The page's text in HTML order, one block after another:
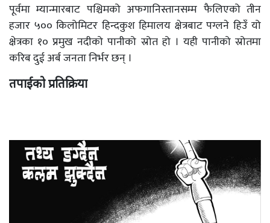
पूर्वमा म्यान्मारबाट पश्चिमको अफगानिस्तानसम्म फैलिएको तीन
हजार ५०० किलोमिटर हिन्दकुश हिमालय क्षेत्रबाट पग्लने हिउँ यो
क्षेत्रका १० प्रमुख नदीको पानीको स्रोत हो । यही पानीको स्रोतमा
करिब दुई अर्ब जनता निर्भर छन् ।
तपाईको प्रतिक्रिया